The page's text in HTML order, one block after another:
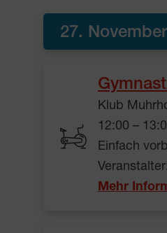
27.
Klub
12:00 –
Einfach
Mehr